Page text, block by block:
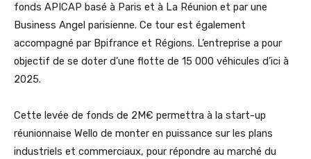
fonds APICAP basé à Paris et à La Réunion et par une
Business Angel parisienne. Ce tour est également
accompagné par Bpifrance et Régions. L’entreprise a pour
objectif de se doter d’une flotte de 15 000 véhicules d’ici à
2025.
Cette levée de fonds de 2M€ permettra à la start-up
réunionnaise Wello de monter en puissance sur les plans
industriels et commerciaux, pour répondre au marché du